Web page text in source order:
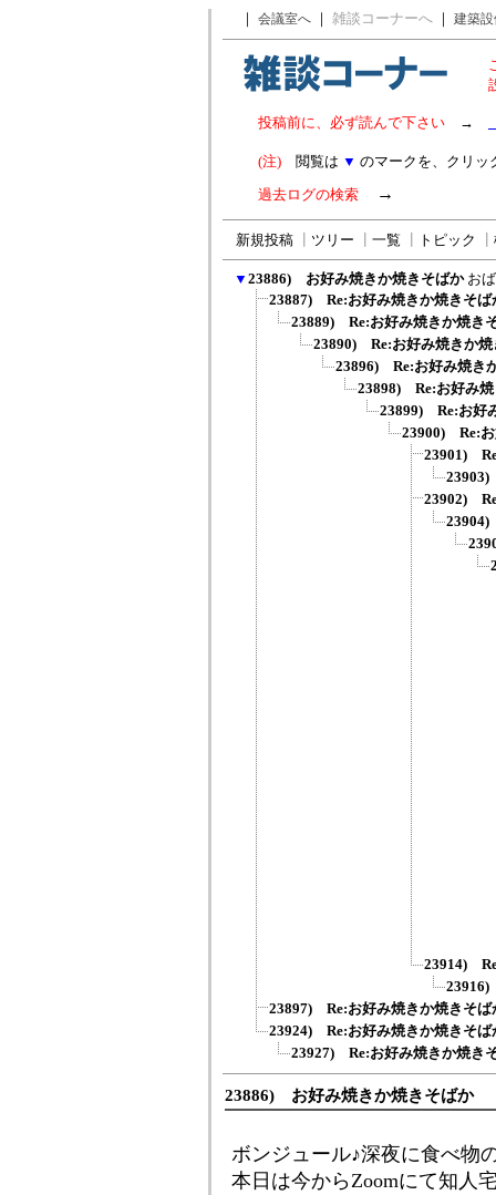
｜ 会議室へ ｜ 雑談コーナーへ ｜ 建築
投稿前に、必ず読んで下さい →
(注) 閲覧は ▼ のマークを、クリッ
過去ログの検索 →
新規投稿 ツリー 一覧 トピック
▼ 23886) お好み焼きか焼きそばか お
23887) Re:お好み焼きか焼きそば
23889) Re:お好み焼きか焼き
23890) Re:お好み焼きか焼
23896) Re:お好み焼き
23898) Re:お好み焼
23899) Re:お好
23900) Re:お
23901)
23902)
23904)
23914)
23916)
23897) Re:お好み焼きか焼きそば
23924) Re:お好み焼きか焼きそば
23927) Re:お好み焼きか焼き
23886) お好み焼きか焼きそばか
ボンジュール♪深夜に食べ物
本日は今からZoomにて知人